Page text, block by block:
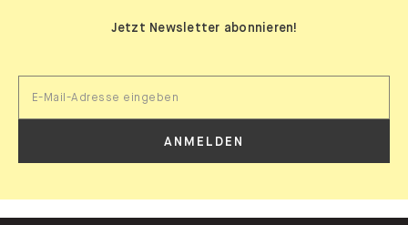
Jetzt Newsletter abonnieren!
ANMELDEN